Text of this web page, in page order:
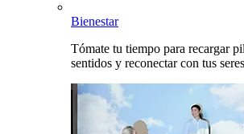
Bienestar
Tómate tu tiempo para recargar
sentidos y reconectar con tus